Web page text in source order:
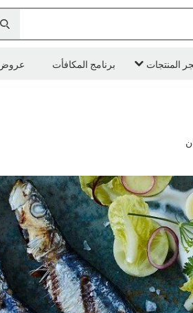
المنتجات برنامج المكافأت